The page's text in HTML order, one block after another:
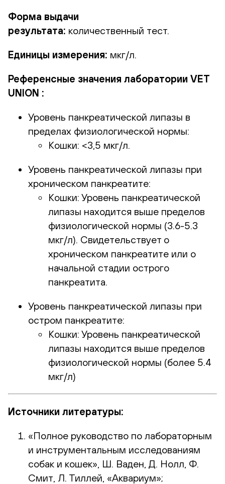
Форма выдачи
результата: количественный тест.
Единицы измерения: мкг/л.
Референсные значения лаборатории VET
UNION :
Уровень панкреатической липазы в
пределах физиологической нормы:
Кошки: <3,5 мкг/л.
Уровень панкреатической липазы при
хроническом панкреатите:
Кошки: Уровень панкреатической
липазы находится выше пределов
физиологической нормы (3.6-5.3
мкг/л). Свидетельствует о
хроническом панкреатите или о
начальной стадии острого
панкреатита.
Уровень панкреатической липазы при
остром панкреатите:
Кошки: Уровень панкреатической
липазы находится выше пределов
физиологической нормы (более 5.4
мкг/л)
Источники литературы:
«Полное руководство по лабораторным
и инструментальным исследованиям
собак и кошек», Ш. Ваден, Д. Нолл, Ф.
Смит, Л. Тиллей, «Аквариум»;